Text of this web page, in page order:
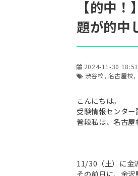
【的中
題が的中
2024-11-30 18:51
渋谷校 名古屋校
こんにちは。
受験情報センター
普段私は、名古屋
11/30（土）に金
その前日に、金沢